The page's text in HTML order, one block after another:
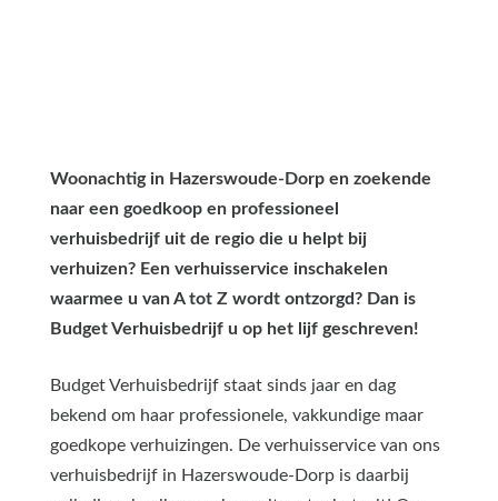
Woonachtig in Hazerswoude-Dorp en zoekende
naar een goedkoop en professioneel
verhuisbedrijf uit de regio die u helpt bij
verhuizen? Een verhuisservice inschakelen
waarmee u van A tot Z wordt ontzorgd? Dan is
Budget Verhuisbedrijf u op het lijf geschreven!
Budget Verhuisbedrijf staat sinds jaar en dag
bekend om haar professionele, vakkundige maar
goedkope verhuizingen. De verhuisservice van ons
verhuisbedrijf in Hazerswoude-Dorp is daarbij